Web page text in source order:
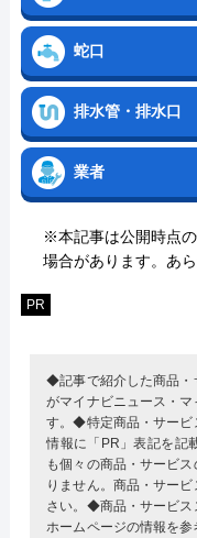
蛇口
排水管・排水口
業者
※本記事は公開時点
場合があります。あ
PR
◆記事で紹介した商品・
がマイナビニュース・
す。◆特定商品・サービ
情報に「PR」表記を記
も個々の商品・サービ
りません。商品・サー
さい。◆商品・サービス
ホームページの情報を